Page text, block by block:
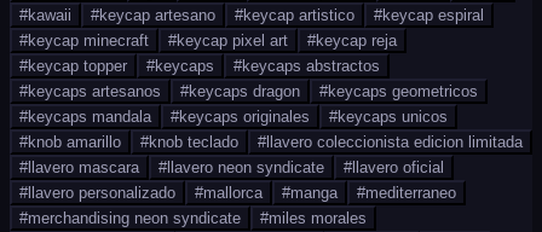
#kawaii #keycap artesano #keycap artistico #keycap espiral
#keycap minecraft #keycap pixel art #keycap reja
#keycap topper #keycaps #keycaps abstractos
#keycaps artesanos #keycaps dragon #keycaps geometricos
#keycaps mandala #keycaps originales #keycaps unicos
#knob amarillo #knob teclado # llavero coleccionista edicion limitada
# llavero mascara # llavero neon syndicate # llavero oficial
# llavero personalizado #mallorca #manga #mediterraneo
#merchandising neon syndicate #miles morales